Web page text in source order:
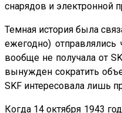
снарядов и электронной
Темная история была
ежегодно)
вообще не получала от
вынужден сократить
SKF интересовала лишь
Когда 14 октября 1943